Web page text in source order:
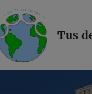
L
Tus